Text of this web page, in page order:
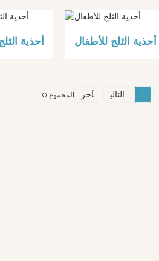
أحذية أحذية الثلج للأطفال
1 التالي آخر المجموع 10